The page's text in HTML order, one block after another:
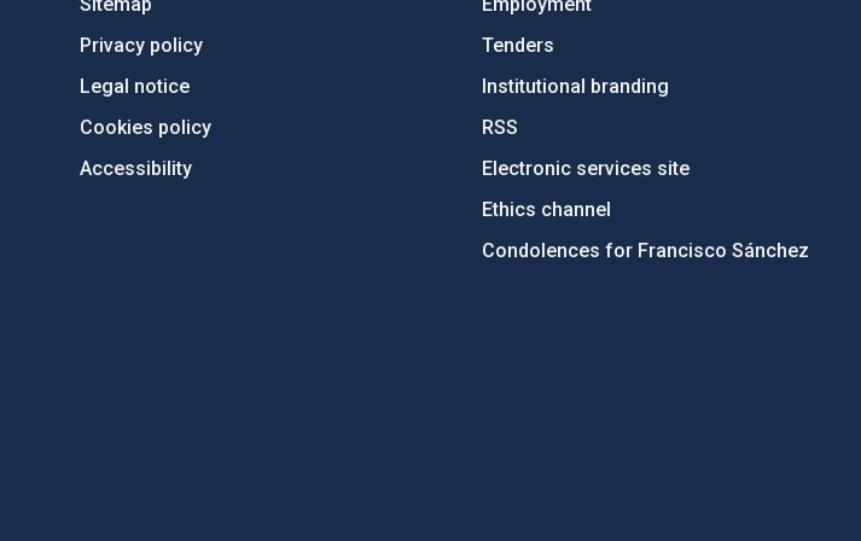
Privacy policy
Legal notice
Cookies policy
Accessibility
Tenders
Institutional branding
RSS
Electronic services site
Ethics channel
Condolences for Francisco Sánchez